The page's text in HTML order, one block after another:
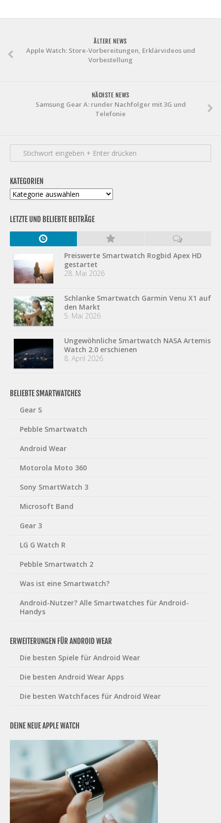
ÄLTERE NEWS
Apple Watch: Store-Vorbereitungen, Erklärvideos und
Vorbestellung
NÄCHSTE NEWS
Samsung Gear A: runder Nachfolger mit 3G und
Telefonie
KATEGORIEN
Kategorien
LETZTE UND BELIEBTE BEITRÄGE
Preiswerte Smartwatch Rogbid Apex HD
gestartet
28. Mai 2026
Schlanke Smartwatch Garmin Venu X1 auf
den Markt
5. Mai 2026
Ungewöhnliche Smartwatch NASA Artemis
Watch 2.0 erschienen
8. April 2026
BELIEBTE SMARTWATCHES
Gear S
Pebble Smartwatch
Android Wear
Motorola Moto 360
Sony SmartWatch 3
Microsoft Band
Gear 3
LG G Watch R
Pebble Smartwatch 2
Was ist eine Smartwatch?
Android-Nutzer? Alle Smartwatches für Android-
Handys
ERWEITERUNGEN FÜR ANDROID WEAR
Die besten Spiele für Android Wear
Die besten Android Wear Apps
Die besten Watchfaces für Android Wear
DEINE NEUE APPLE WATCH